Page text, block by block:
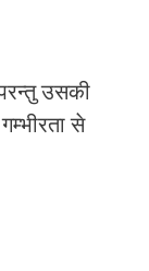
उसकी
से